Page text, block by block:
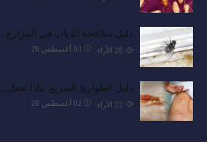
دليل مكافحة الذباب في المزارع…
03 أغسطس 26 الآراء
دليل الطوارئ السريع: ماذا تفعل…
02 أغسطس 26 الآراء